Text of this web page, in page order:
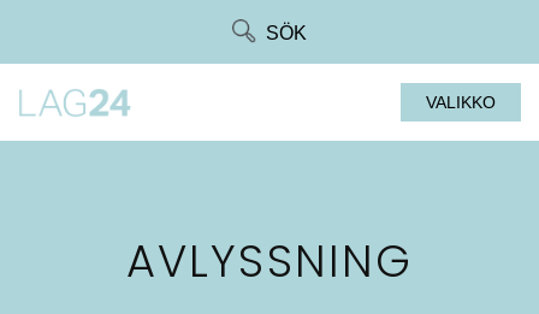
SÖK
VALIKKO
AVLYSSNING